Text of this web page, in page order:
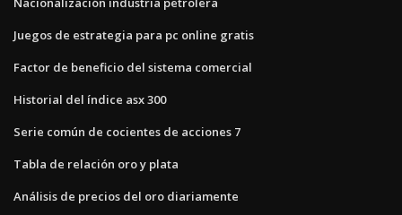
Juegos de estrategia para pc online gratis
Factor de beneficio del sistema comercial
Historial del índice asx 300
Serie común de cocientes de acciones 7
Tabla de relación oro y plata
Análisis de precios del oro diariamente